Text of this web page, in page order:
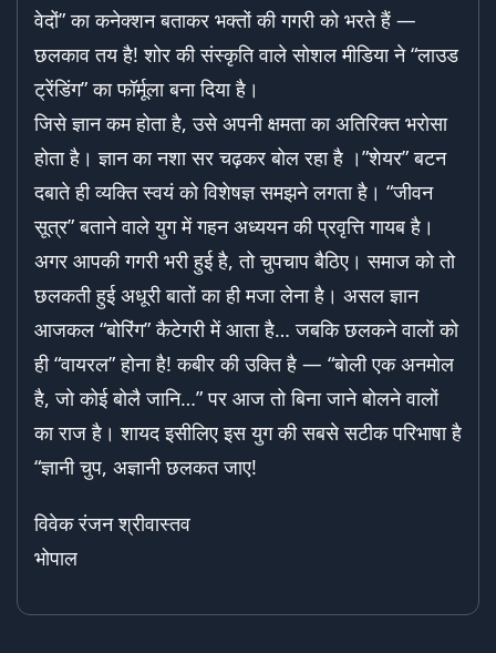
वेदों” का कनेक्शन बताकर भक्तों की गगरी को भरते हैं —
छलकाव तय है! शोर की संस्कृति वाले सोशल मीडिया ने “लाउड
ट्रेंडिंग” का फॉर्मूला बना दिया है।
जिसे ज्ञान कम होता है, उसे अपनी क्षमता का अतिरिक्त भरोसा
होता है। ज्ञान का नशा सर चढ़कर बोल रहा है ।”शेयर” बटन
दबाते ही व्यक्ति स्वयं को विशेषज्ञ समझने लगता है। “जीवन
सूत्र” बताने वाले युग में गहन अध्ययन की प्रवृत्ति गायब है।
अगर आपकी गगरी भरी हुई है, तो चुपचाप बैठिए। समाज को तो
छलकती हुई अधूरी बातों का ही मजा लेना है। असल ज्ञान
आजकल “बोरिंग” कैटेगरी में आता है… जबकि छलकने वालों को
ही “वायरल” होना है! कबीर की उक्ति है — “बोली एक अनमोल
है, जो कोई बोलै जानि…” पर आज तो बिना जाने बोलने वालों
का राज है। शायद इसीलिए इस युग की सबसे सटीक परिभाषा है
“ज्ञानी चुप, अज्ञानी छलकत जाए!
विवेक रंजन श्रीवास्तव
भोपाल